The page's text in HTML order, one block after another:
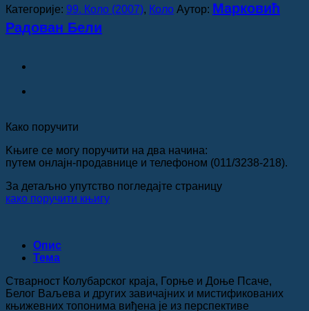
количина
Категорије: 99. Коло (2007), Коло Аутор: Марковић
Радован Бели
Како поручити
Kњиге се могу поручити на два начина:
путем онлајн-продавнице и телефоном (011/3238-218).
За детаљно упутство погледајте страницу
како поручити књигу
Опис
Teма
Стварност Колубарског краја, Горње и Доње Псаче,
Белог Ваљева и других завичајних и мистификованих
књижевних топонима виђена је из перспективе